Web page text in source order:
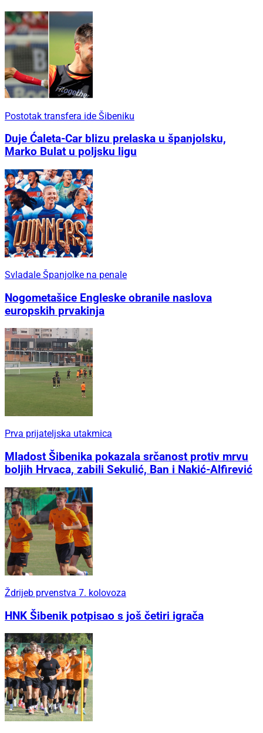
Postotak transfera ide Šibeniku
Duje Ćaleta-Car blizu prelaska u španjolsku,
Marko Bulat u poljsku ligu
Svladale Španjolke na penale
Nogometašice Engleske obranile naslova
europskih prvakinja
Prva prijateljska utakmica
Mladost Šibenika pokazala srčanost protiv mrvu
boljih Hrvaca, zabili Sekulić, Ban i Nakić-Alfirević
Ždrijeb prvenstva 7. kolovoza
HNK Šibenik potpisao s još četiri igrača